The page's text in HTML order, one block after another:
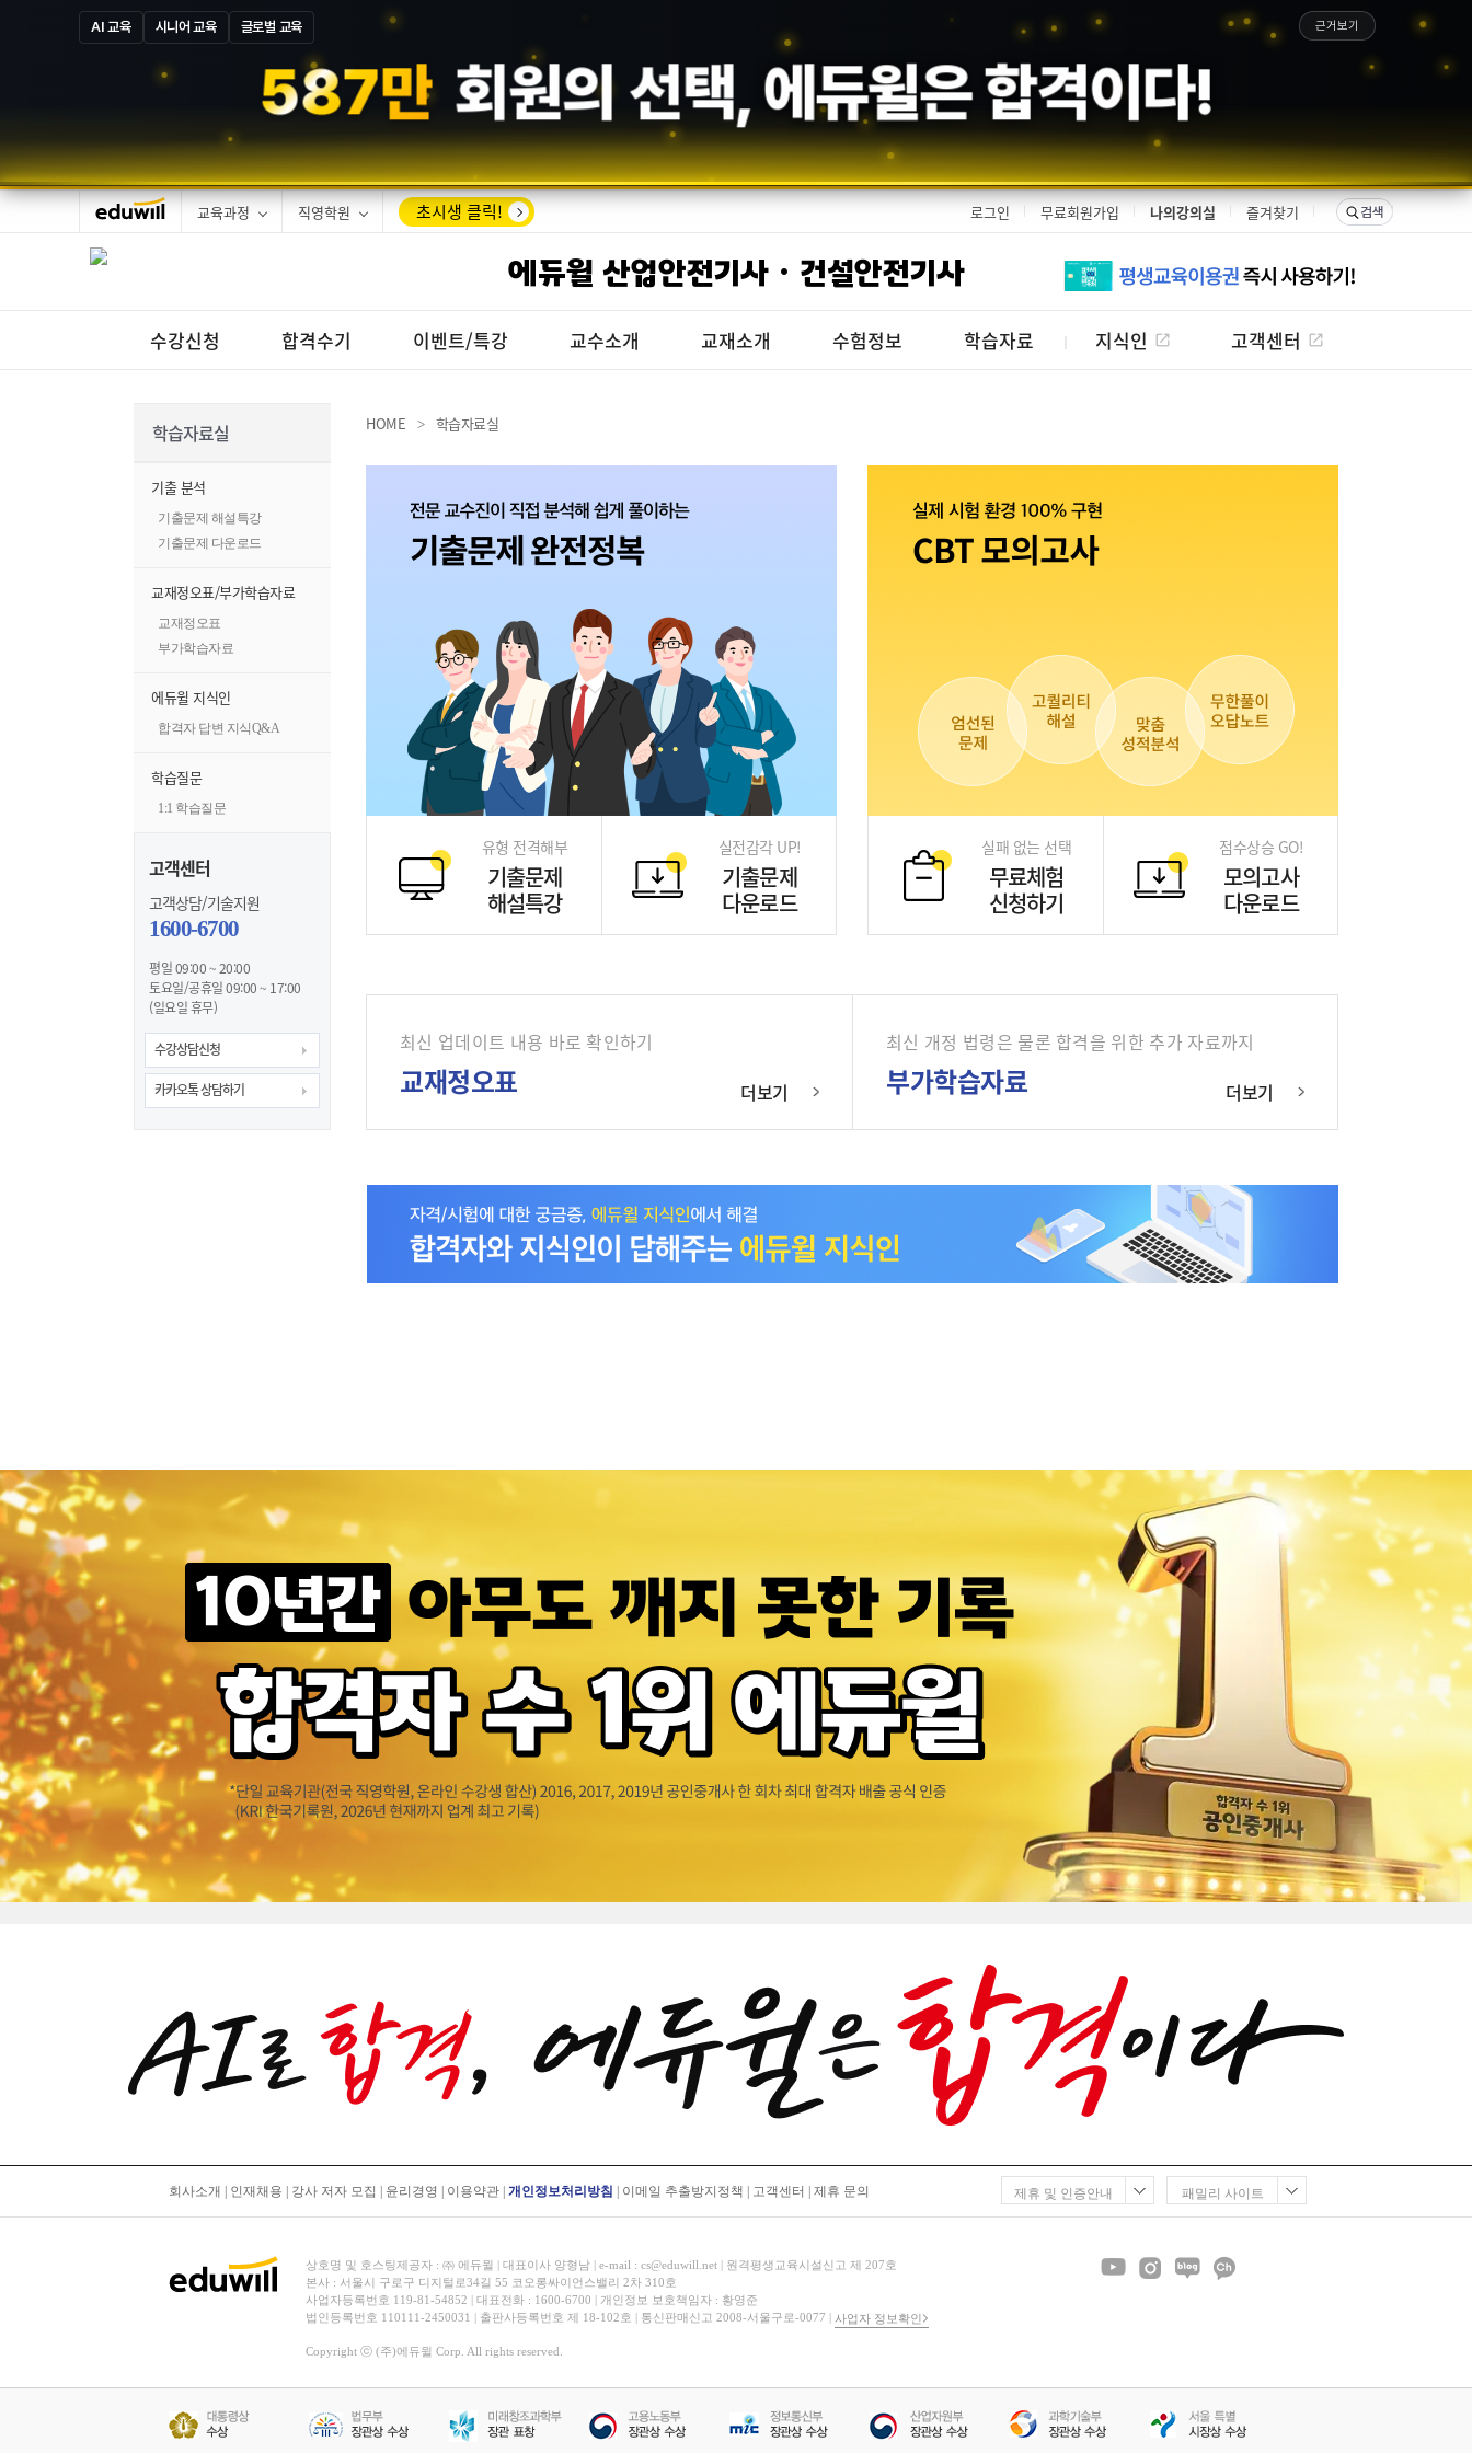
AI 교육 시니어 교육 글로벌 교육
587만 회원의 선택,에듀윌은 합격이다!
근거보기
교육과정 직영학원 초시생 클릭! 로그인 무료회원가입 나의강의실 즐겨찾기
에듀윌 산업안전기사 · 건설안전기사
수강신청 합격수기 이벤트/특강 교수소개 교재소개 수험정보 학습자료 지식인 고객센터
학습자료실
기출 분석
기출문제 해설특강
기출문제 다운로드
교재정오표/부가학습자료
교재정오표
부가학습자료
에듀윌 지식인
합격자 답변 지식Q&A
학습질문
1:1 학습질문
고객센터
고객상담/기술지원
1600-6700
평일 09:00 ~ 20:00
토요일/공휴일 09:00 ~ 17:00
(일요일 휴무)
수강상담신청
카카오톡 상담하기
HOME > 학습자료실
유형 전격해부
기출문제
해설특강
실전감각 UP!
기출문제
다운로드
실패 없는 선택
무료체험
신청하기
점수상승 GO!
모의고사
다운로드
최신 업데이트 내용 바로 확인하기
교재정오표 더보기
최신 개정 법령은 물론 합격을 위한 추가 자료까지
부가학습자료 더보기
회사소개 인재채용 강사 저자 모집 윤리경영 이용약관 개인정보처리방침 이메일 추출방지정책 고객센터 제휴 문의
상호명 및 호스팅제공자 : ㈜ 에듀윌 | 대표이사 양형남 | e-mail : cs@eduwill.net | 원격평생교육시설신고 제 207호
본사 : 서울시 구로구 디지털로34길 55 코오롱싸이언스밸리 2차 310호
사업자등록번호 119-81-54852 | 대표전화 : 1600-6700 | 개인정보 보호책임자 : 황영준
법인등록번호 110111-2450031 | 출판사등록번호 제 18-102호 | 통신판매신고 2008-서울구로-0077 | 사업자 정보확인
Copyright ⓒ (주)에듀윌 Corp. All rights reserved.
패밀리 사이트
제휴 및 인증안내